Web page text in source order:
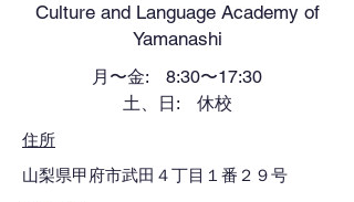
Culture and Language Academy of
Yamanashi
月〜金: 8:30〜17:30
土、日: 休校
住所
山梨県甲府市武田４丁目１番２９号